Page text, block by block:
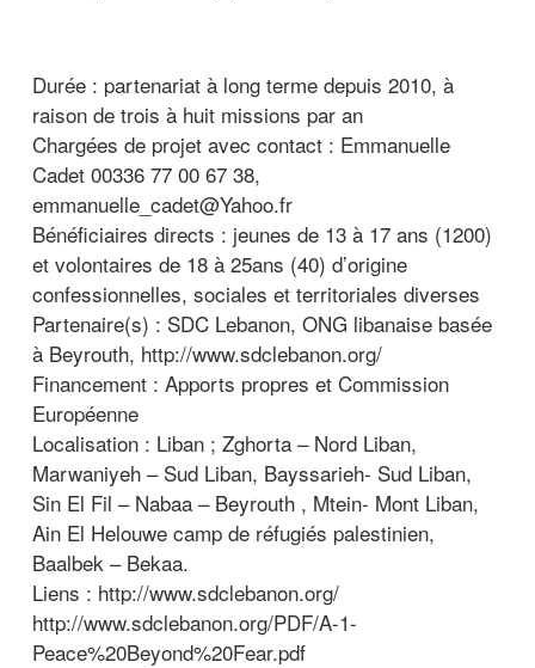
Durée : partenariat à long terme depuis 2010, à
raison de trois à huit missions par an
Chargées de projet avec contact : Emmanuelle
Cadet 00336 77 00 67 38,
emmanuelle_cadet@Yahoo.fr
Bénéficiaires directs : jeunes de 13 à 17 ans (1200)
et volontaires de 18 à 25ans (40) d’origine
confessionnelles, sociales et territoriales diverses
Partenaire(s) : SDC Lebanon, ONG libanaise basée
à Beyrouth, http://www.sdclebanon.org/
Financement : Apports propres et Commission
Européenne
Localisation : Liban ; Zghorta – Nord Liban,
Marwaniyeh – Sud Liban, Bayssarieh- Sud Liban,
Sin El Fil – Nabaa – Beyrouth , Mtein- Mont Liban,
Ain El Helouwe camp de réfugiés palestinien,
Baalbek – Bekaa.
Liens : http://www.sdclebanon.org/
http://www.sdclebanon.org/PDF/A-1-
Peace%20Beyond%20Fear.pdf